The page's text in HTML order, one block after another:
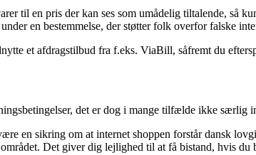
til en pris der kan ses som umådelig tiltalende, så
en bestemmelse, der støtter folk overfor falske
et afdragstilbud fra f.eks. ViaBill, såfremt du
det er dog i mange tilfælde ikke særlig
en sikring om at internet shoppen forstår dansk
Det giver dig lejlighed til at få bistand, hvis du